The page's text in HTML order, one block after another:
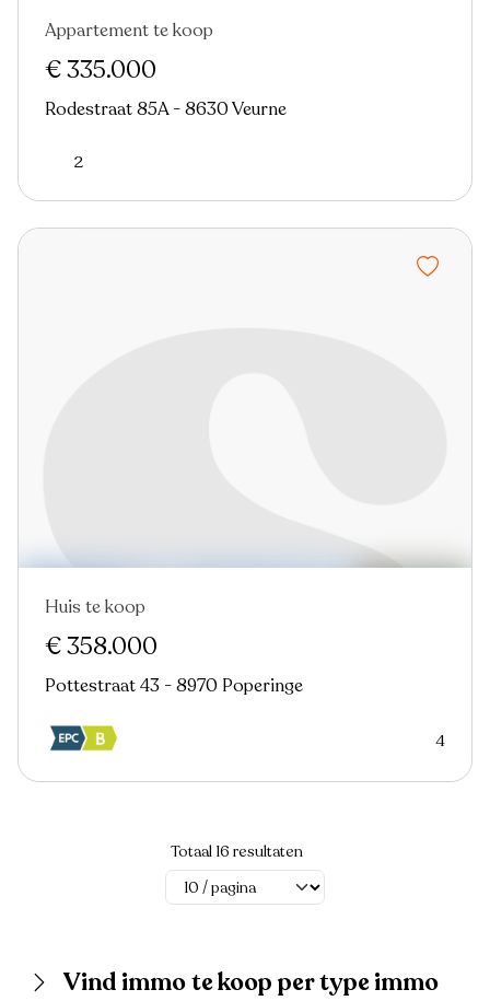
Verkocht Nieuw
Appartement te koop
€ 335.000
Rodestraat 85A - 8630 Veurne
2
Nieuw
Huis te koop
€ 358.000
Pottestraat 43 - 8970 Poperinge
4
Totaal 16 resultaten
Vind immo te koop per type immo